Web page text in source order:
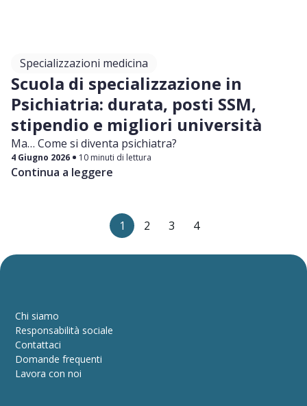
Specializzazioni medicina
Scuola di specializzazione in
Psichiatria: durata, posti SSM,
stipendio e migliori università
Ma… Come si diventa psichiatra?
4 Giugno 2026 10 minuti di lettura
Continua a leggere
1 2 3 4
Chi siamo
Responsabilità sociale
Contattaci
Domande frequenti
Lavora con noi